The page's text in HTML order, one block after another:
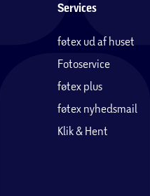
Services
føtex ud af huset
Fotoservice
føtex plus
føtex nyhedsmail
Klik & Hent